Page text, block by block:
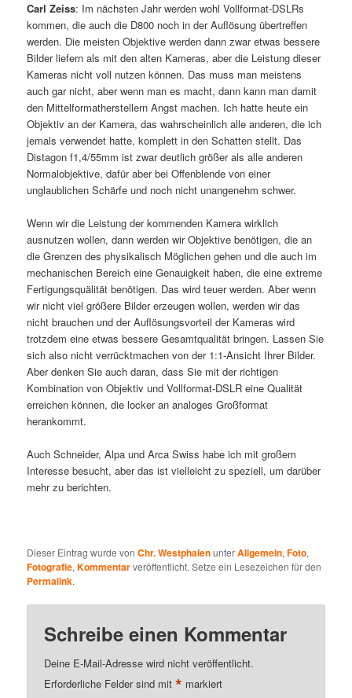
Carl Zeiss: Im nächsten Jahr werden wohl Vollformat-DSLRs
kommen, die auch die D800 noch in der Auflösung übertreffen
werden. Die meisten Objektive werden dann zwar etwas bessere
Bilder liefern als mit den alten Kameras, aber die Leistung dieser
Kameras nicht voll nutzen können. Das muss man meistens
auch gar nicht, aber wenn man es macht, dann kann man damit
den Mittelformatherstellern Angst machen. Ich hatte heute ein
Objektiv an der Kamera, das wahrscheinlich alle anderen, die ich
jemals verwendet hatte, komplett in den Schatten stellt. Das
Distagon f1,4/55mm ist zwar deutlich größer als alle anderen
Normalobjektive, dafür aber bei Offenblende von einer
unglaublichen Schärfe und noch nicht unangenehm schwer.
Wenn wir die Leistung der kommenden Kamera wirklich
ausnutzen wollen, dann werden wir Objektive benötigen, die an
die Grenzen des physikalisch Möglichen gehen und die auch im
mechanischen Bereich eine Genauigkeit haben, die eine extreme
Fertigungsquälität benötigen. Das wird teuer werden. Aber wenn
wir nicht viel größere Bilder erzeugen wollen, werden wir das
nicht brauchen und der Auflösungsvorteil der Kameras wird
trotzdem eine etwas bessere Gesamtqualität bringen. Lassen Sie
sich also nicht verrücktmachen von der 1:1-Ansicht Ihrer Bilder.
Aber denken Sie auch daran, dass Sie mit der richtigen
Kombination von Objektiv und Vollformat-DSLR eine Qualität
erreichen können, die locker an analoges Großformat
herankommt.
Auch Schneider, Alpa und Arca Swiss habe ich mit großem
Interesse besucht, aber das ist vielleicht zu speziell, um darüber
mehr zu berichten.
Dieser Eintrag wurde vonChr. WestphalenunterAllgemein,Foto,
Fotografie,Kommentarveröffentlicht. Setze ein Lesezeichen für den
Permalink.
Schreibe einen Kommentar
Deine E-Mail-Adresse wird nicht veröffentlicht.
Erforderliche Felder sind mit* markiert